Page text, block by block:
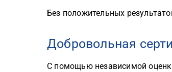
Без положительных
Добровольная
С помощью независимой